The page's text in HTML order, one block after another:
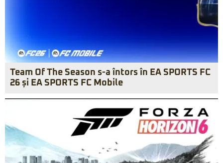
Team Of The Season s-a întors în EA SPORTS FC
26 și EA SPORTS FC Mobile